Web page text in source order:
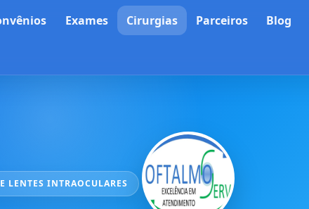
Exames Cirurgias Parceiros Blog
LENTES INTRAOCULARES